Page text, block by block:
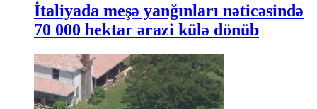
İtaliyada meşə yanğınları nəticəsində
70 000 hektar ərazi külə dönüb